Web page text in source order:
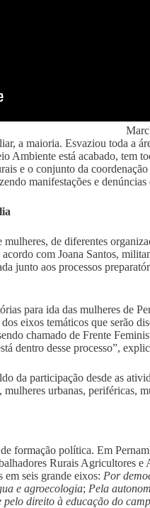
a maioria. Esvaziou toda
está acabado, tem
e o conjunto da
manifestações e
de diferentes
com Joana Santos,
junto aos processos
para ida das mulheres de
eixos temáticos que serão
chamado de Frente
dentro desse processo”,
da participação desde as
urbanas,
formação política. Em
Rurais Agricultores
seis grande eixos: Por
e agroecologia; Pela
pelo direito à educação do